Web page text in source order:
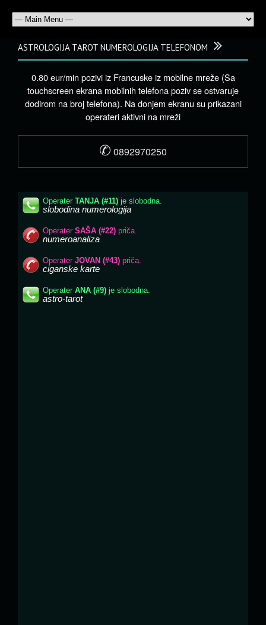
ASTROLOGIJA TAROT NUMEROLOGIJA TELEFONOM
0.80 eur/min pozivi iz Francuske iz mobilne mreže (Sa
touchscreen ekrana mobilnih telefona poziv se ostvaruje
dodirom na broj telefona). Na donjem ekranu su prikazani
operateri aktivni na mreži
✆ 0892970250